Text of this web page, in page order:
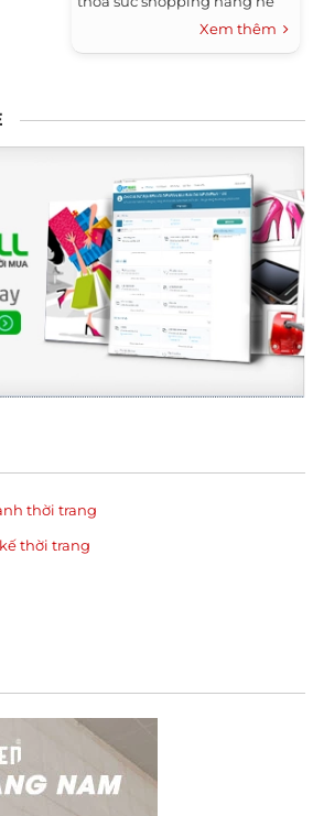
mới ra, vừa hợp thời trang lại
hợp thời tiết.1. Quần soóc...
Xem thêm
thời trang
thời trang